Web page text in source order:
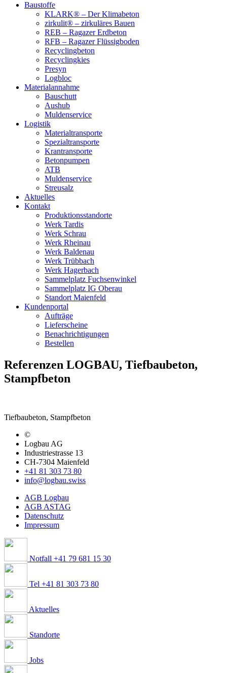
Baustoffe
KLARK® – Der Klimabeton
zirkulit® – zirkuläres Bauen
REB – Ragazer Erdbeton
RFB – Ragazer Flüssigboden
Recyclingbeton
Recyclingkies
Presyn
Logbloc
Materialannahme
Bauschutt
Aushub
Muldenservice
Logistik
Materialtransporte
Spezialtransporte
Krantransporte
Betonpumpen
ATB
Muldenservice
Streusalz
Aktuelles
Kontakt
Produktionsstandorte
Werk Tardis
Werk Schrau
Werk Rheinau
Werk Baldenau
Werk Trübbach
Werk Hagerbach
Sammelplatz Fuchsenwinkel
Sammelplatz IG Oberau
Standort Maienfeld
Kundenportal
Aufträge
Lieferscheine
Benachrichtigungen
Bestellen
Referenzen LOGBAU, Tiefbaubeton,
Stampfbeton
Tiefbaubeton, Stampfbeton
©
Logbau AG
Industriestrasse 13
CH-7304 Maienfeld
+41 81 303 73 80
info@logbau.swiss
AGB Logbau
AGB ASTAG
Datenschutz
Impressum
Notfall +41 79 681 15 30
Tel +41 81 303 73 80
Aktuelles
Standorte
Jobs